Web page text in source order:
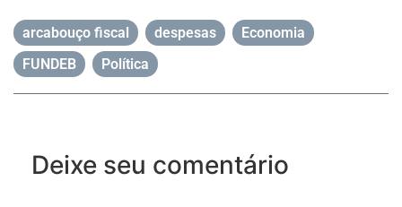
arcabouço fiscal despesas Economia
FUNDEB
Política
Deixe seu comentário